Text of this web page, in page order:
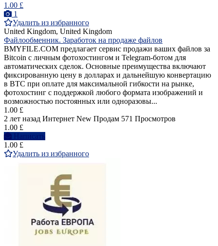
1.00 £
1
Удалить из избранного
United Kingdom, United Kingdom
Файлообменник. Заработок на продаже файлов
BMYFILE.COM предлагает сервис продажи ваших файлов за
Bitcoin с личным фотохостингом и Telegram-ботом для
автоматических сделок. Основные преимущества включают
фиксированную цену в долларах и дальнейшую конвертацию
в BTC при оплате для максимальной гибкости на рынке,
фотохостинг с поддержкой любого формата изображений и
возможностью постоянных или одноразовы...
1.00 £
2 лет назад Интернет New Продам 571 Просмотров
1.00 £
Написать
1.00 £
Удалить из избранного